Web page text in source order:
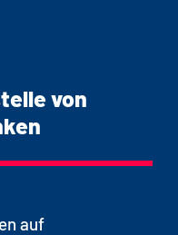
an den
von
auf